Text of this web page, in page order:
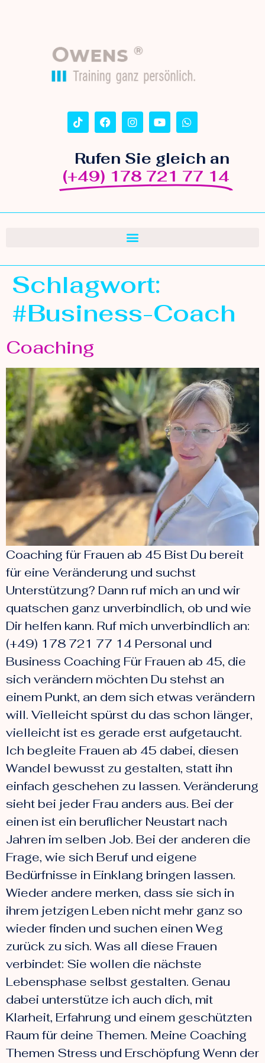
Rufen Sie gleich an
(+49) 178 721 77 14
Schlagwort:
#Business-Coach
Coaching
Coaching für Frauen ab 45 Bist Du bereit
für eine Veränderung und suchst
Unterstützung? Dann ruf mich an und wir
quatschen ganz unverbindlich, ob und wie
Dir helfen kann. Ruf mich unverbindlich an:
(+49) 178 721 77 14 Personal und
Business Coaching Für Frauen ab 45, die
sich verändern möchten Du stehst an
einem Punkt, an dem sich etwas verändern
will. Vielleicht spürst du das schon länger,
vielleicht ist es gerade erst aufgetaucht.
Ich begleite Frauen ab 45 dabei, diesen
Wandel bewusst zu gestalten, statt ihn
einfach geschehen zu lassen. Veränderung
sieht bei jeder Frau anders aus. Bei der
einen ist ein beruflicher Neustart nach
Jahren im selben Job. Bei der anderen die
Frage, wie sich Beruf und eigene
Bedürfnisse in Einklang bringen lassen.
Wieder andere merken, dass sie sich in
ihrem jetzigen Leben nicht mehr ganz so
wieder finden und suchen einen Weg
zurück zu sich. Was all diese Frauen
verbindet: Sie wollen die nächste
Lebensphase selbst gestalten. Genau
dabei unterstütze ich auch dich, mit
Klarheit, Erfahrung und einem geschützten
Raum für deine Themen. Meine Coaching
Themen Stress und Erschöpfung Wenn der